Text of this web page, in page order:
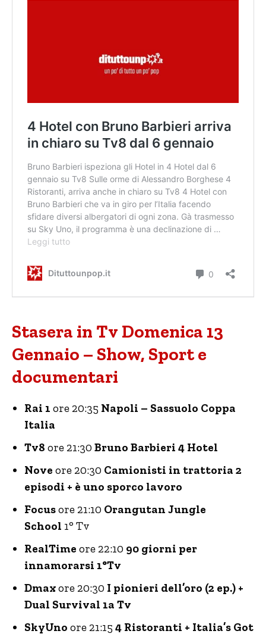
Stasera in Tv Domenica 13
Gennaio – Show, Sport e
documentari
Rai 1 ore 20:35 Napoli – Sassuolo Coppa
Italia
Tv8 ore 21:30 Bruno Barbieri 4 Hotel
Nove ore 20:30 Camionisti in trattoria 2
episodi + è uno sporco lavoro
Focusore 21:10 Orangutan Jungle
School 1° Tv
RealTime ore 22:10 90 giorni per
innamorarsi 1°Tv
Dmaxore 20:30 I pionieri dell’oro (2 ep.) +
Dual Survival 1a Tv
SkyUno ore 21:15 4 Ristoranti + Italia’s Got